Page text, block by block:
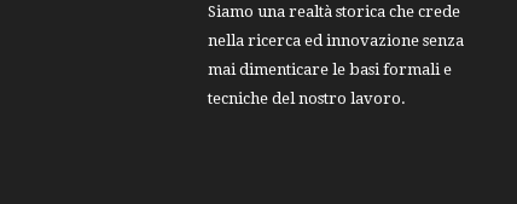
Siamo una realtà storica che crede
nella ricerca ed innovazione senza
mai dimenticare le basi formali e
tecniche del nostro lavoro.